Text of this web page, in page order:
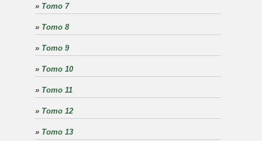
» Tomo 7
» Tomo 8
» Tomo 9
» Tomo 10
» Tomo 11
» Tomo 12
» Tomo 13